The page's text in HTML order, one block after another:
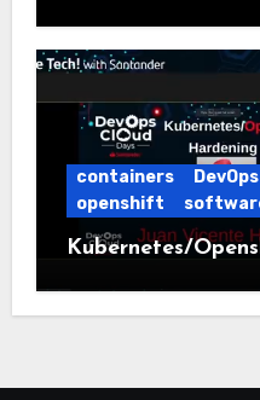
containers DevOps
openshift
Kubernetes/